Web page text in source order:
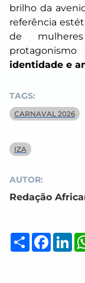
brilho da
referência
de
identidade e
TAGS:
CARNAVAL 2026
IZA
AUTOR:
Redação